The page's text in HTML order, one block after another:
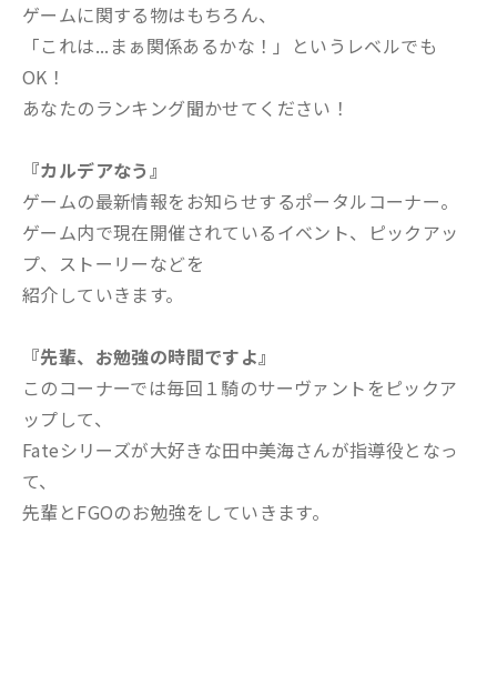
ゲームに関する物はもちろん、
「これは...まぁ関係あるかな！」というレベルでも
OK！
あなたのランキング聞かせてください！
『カルデアなう』
ゲームの最新情報をお知らせするポータルコーナー。
ゲーム内で現在開催されているイベント、ピックアッ
プ、ストーリーなどを
紹介していきます。
『先輩、お勉強の時間ですよ』
このコーナーでは毎回１騎のサーヴァントをピックア
ップして、
Fateシリーズが大好きな田中美海さんが指導役となっ
て、
先輩とFGOのお勉強をしていきます。